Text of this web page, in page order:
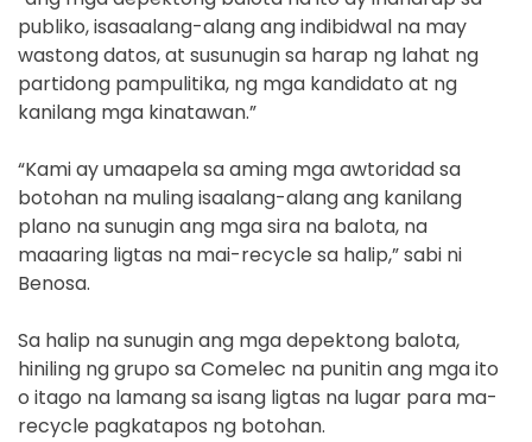
publiko, isasaalang-alang ang indibidwal na may
wastong datos, at susunugin sa harap ng lahat ng
partidong pampulitika, ng mga kandidato at ng
kanilang mga kinatawan.”
“Kami ay umaapela sa aming mga awtoridad sa
botohan na muling isaalang-alang ang kanilang
plano na sunugin ang mga sira na balota, na
maaaring ligtas na mai-recycle sa halip,” sabi ni
Benosa.
Sa halip na sunugin ang mga depektong balota,
hiniling ng grupo sa Comelec na punitin ang mga ito
o itago na lamang sa isang ligtas na lugar para ma-
recycle pagkatapos ng botohan.